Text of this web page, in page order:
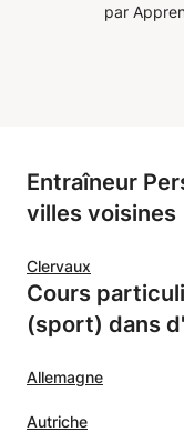
au fil
elle
ne
quoi
par
Entraîneur
villes voisines
Clervaux
Cours
(sport) dans
Allemagne
Autriche